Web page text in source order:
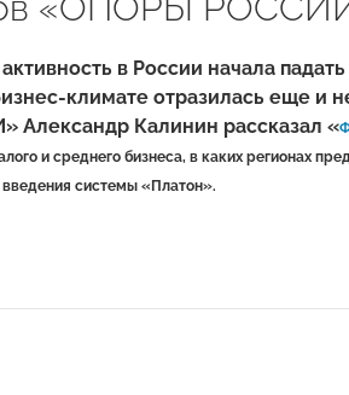
в России начала
климате отразилась еще и
Калинин рассказал «
и среднего бизнеса, в каких регионах
системы «Платон».